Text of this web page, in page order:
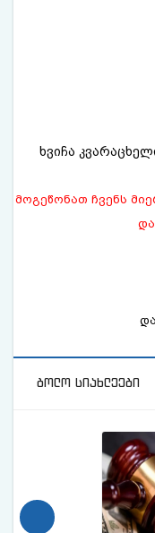
ხვიჩა
მოგეწონათ ჩვენს
ბოლო სიახლეები